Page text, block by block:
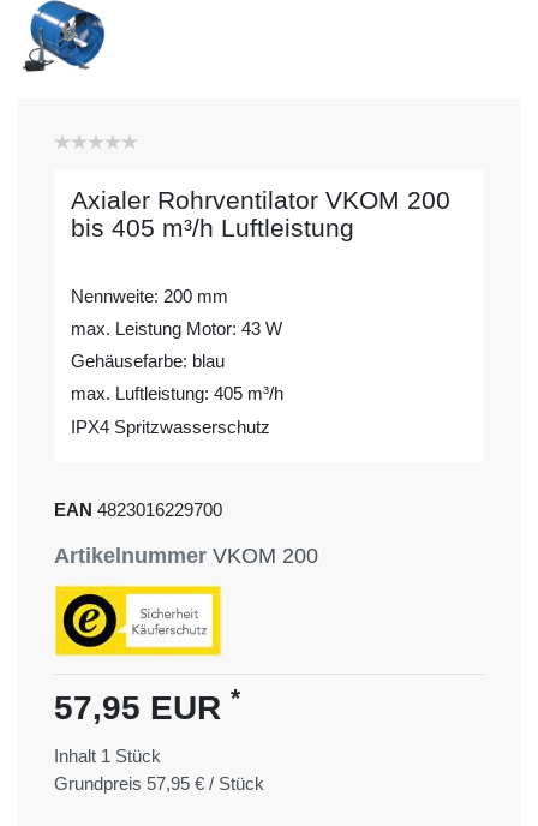
Axialer Rohrventilator VKOM 200
bis 405 m³/h Luftleistung
Nennweite: 200 mm
max. Leistung Motor: 43 W
Gehäusefarbe: blau
max. Luftleistung: 405 m³/h
IPX4 Spritzwasserschutz
EAN 4823016229700
Artikelnummer VKOM 200
57,95 EUR *
Inhalt 1 Stück
Grundpreis 57,95 € / Stück